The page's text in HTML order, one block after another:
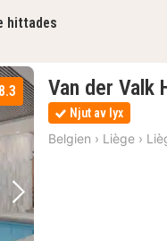
hittades
Nästa bild
8.3 Van der Valk
Njut av lyx
Belgien › Liège ›